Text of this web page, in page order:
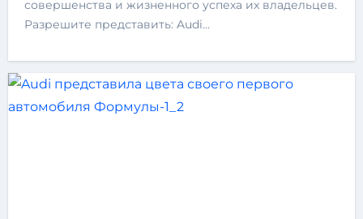
совершенства и жизненного успеха их владельцев.
Разрешите представить: Audi…